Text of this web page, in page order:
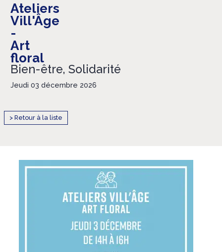
Ateliers
Vill'Âge
-
Art
floral
Bien-être, Solidarité
Jeudi 03 décembre 2026
> Retour à la liste